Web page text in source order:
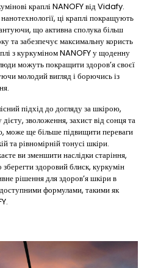
краплі NANOFY від Vidafy.
ці краплі покращують
що активна сполука більш
та забезпечує максимальну користь
з куркуміном NANOFY у щоденну
можуть покращити здоров’я своєї
молодий вигляд і борючись із
підхід до догляду за шкірою,
зволоження, захист від сонця та
може ще більше підвищити переваги
та рівномірній тонусі шкіри.
ви зменшити наслідки старіння,
здоровий блиск, куркумін
рішення для здоров’я шкіри в
формулами, такими як